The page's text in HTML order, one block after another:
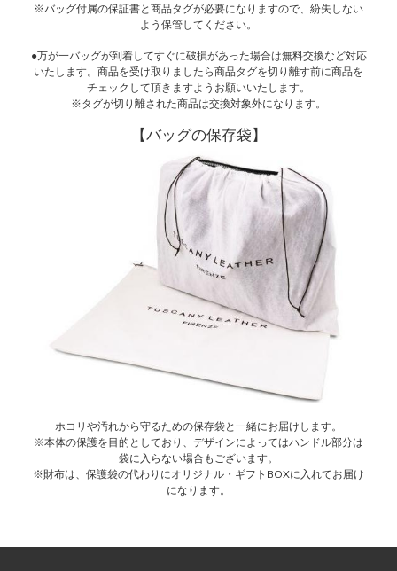
※バッグ付属の保証書と商品タグが必要になりますので、紛失しない
よう保管してください。
●万が一バッグが到着してすぐに破損があった場合は無料交換など対応
いたします。商品を受け取りましたら商品タグを切り離す前に商品を
チェックして頂きますようお願いいたします。
※タグが切り離された商品は交換対象外になります。
【バッグの保存袋】
ホコリや汚れから守るための保存袋と一緒にお届けします。
※本体の保護を目的としており、デザインによってはハンドル部分は
袋に入らない場合もございます。
※財布は、保護袋の代わりにオリジナル・ギフトBOXに入れてお届け
になります。